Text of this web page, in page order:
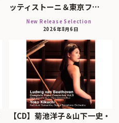
ッティストーニ＆東京フ…
New Release Selection
2026年8月6日
【CD】菊池洋子＆山下一史・